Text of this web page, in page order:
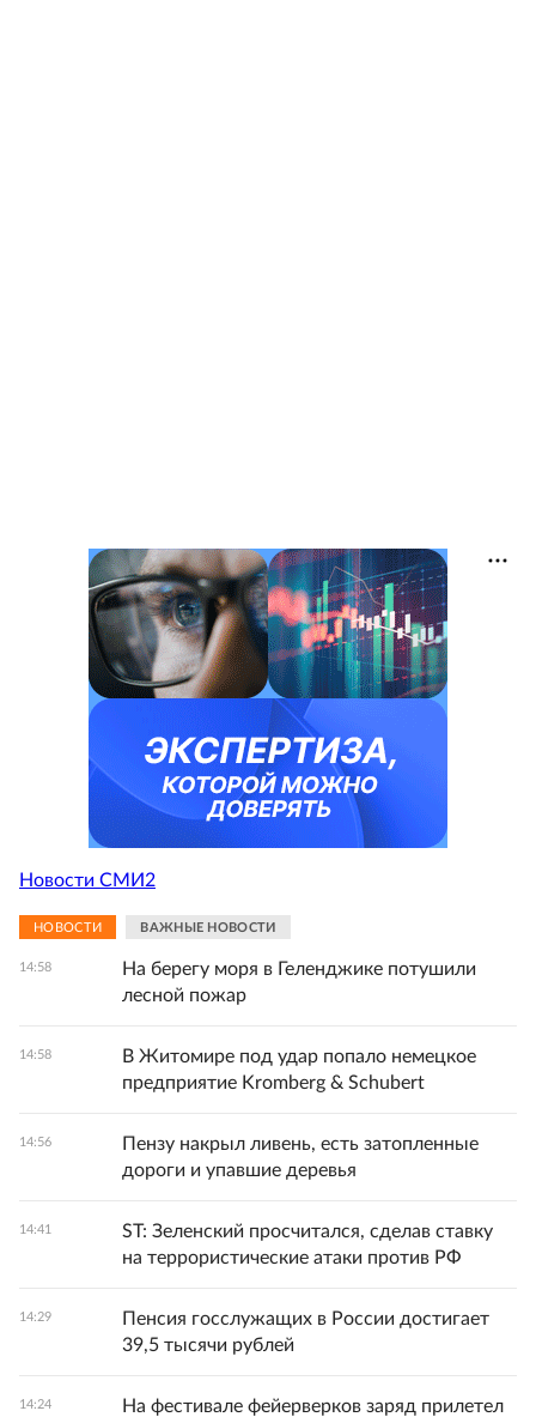
Новости СМИ2
НОВОСТИ ВАЖНЫЕ НОВОСТИ
14:58
На берегу моря в Геленджике потушили
лесной пожар
14:58
В Житомире под удар попало немецкое
предприятие Kromberg & Schubert
14:56
Пензу накрыл ливень, есть затопленные
дороги и упавшие деревья
14:41
ST: Зеленский просчитался, сделав ставку
на террористические атаки против РФ
14:29
Пенсия госслужащих в России достигает
39,5 тысячи рублей
14:24
На фестивале фейерверков заряд прилетел